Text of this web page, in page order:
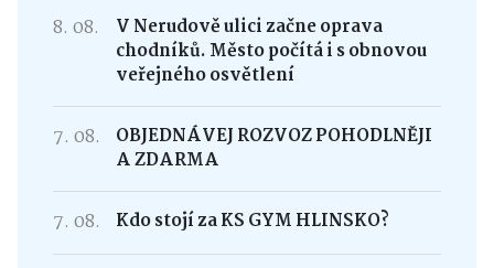
8. 08.
V Nerudově ulici začne oprava
chodníků. Město počítá i s obnovou
veřejného osvětlení
7. 08.
OBJEDNÁVEJ ROZVOZ POHODLNĚJI
A ZDARMA
7. 08. Kdo stojí za KS GYM HLINSKO?